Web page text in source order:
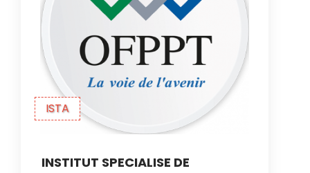
ISTA
INSTITUT SPECIALISE DE